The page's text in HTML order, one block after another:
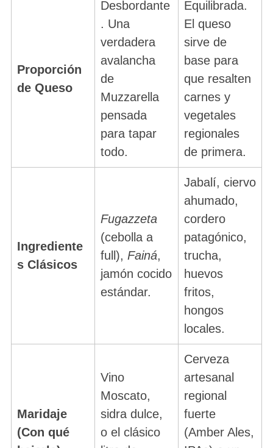
Proporción
de Queso
Desbordante
. Una
verdadera
avalancha
de
Muzzarella
pensada
para tapar
todo.
Equilibrada.
El queso
sirve de
base para
que resalten
carnes y
vegetales
regionales
de primera.
Ingrediente
s Clásicos
Fugazzeta
(cebolla a
full), Fainá,
jamón cocido
estándar.
Jabalí, ciervo
ahumado,
cordero
patagónico,
trucha,
huevos
fritos,
hongos
locales.
Maridaje
(Con qué
Vino
Moscato,
sidra dulce,
o el clásico
Cerveza
artesanal
regional
fuerte
(Amber Ales,